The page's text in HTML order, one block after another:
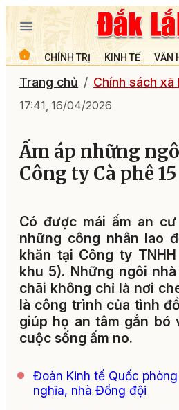
CHÍNH TRỊ KINH TẾ VĂN
Trang chủ Chính sách xã
17:41, 16/04/2026
Ấm áp những
Công ty Cà phê 15
Có được mái ấm an
những công nhân lao
khăn tại Công ty
khu 5). Những ngôi
chãi không chỉ là nơi
là công trình của tình
giúp họ an tâm gắn bó
cuộc sống ấm no.
Đoàn Kinh tế Quốc
nghĩa, nhà Đồng đội